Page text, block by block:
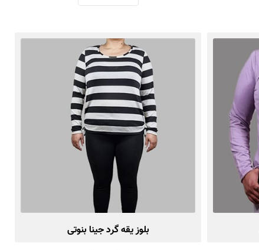
بلوز یقه گرد جینا بنوتی